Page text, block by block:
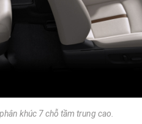
khúc 7 chỗ tầm trung cao.